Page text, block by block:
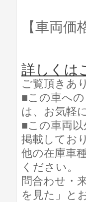
【車両価
詳しくは
ご覧頂きあ
■この車へ
は、お気軽
■この車両
掲載してお
他の在庫車
ください。
問合わせ・
を見た」と